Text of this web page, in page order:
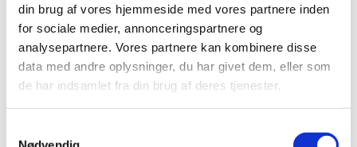
din brug af vores hjemmeside med vores partnere inden
for sociale medier, annonceringspartnere og
analysepartnere. Vores partnere kan kombinere disse
data med andre oplysninger, du har givet dem, eller som
de har indsamlet fra din brug af deres tjenester.
|2. juni 2020|
Denne meddelelse indeholder information om sikker og
korrekt brug af udstyret.
Avanos Medical informerer om sikker og
korrekt brug af Halyard lukket sugesystem til